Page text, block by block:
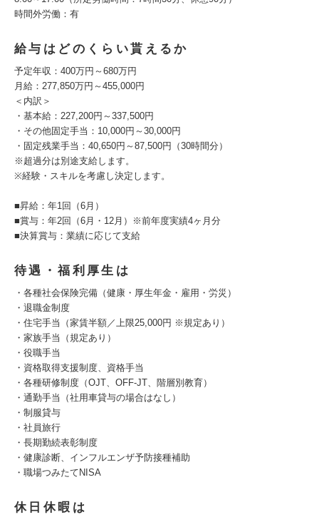
時間外労働：有
給与はどのくらい貰えるか
予定年収：400万円～680万円
月給：277,850万円～455,000円
＜内訳＞
・基本給：227,200円～337,500円
・その他固定手当：10,000円～30,000円
・固定残業手当：40,650円～87,500円（30時間分）
※超過分は別途支給します。
※経験・スキルを考慮し決定します。
■昇給：年1回（6月）
■賞与：年2回（6月・12月）※前年度実績4ヶ月分
■決算賞与：業績に応じて支給
待遇・福利厚生は
・各種社会保険完備（健康・厚生年金・雇用・労災）
・退職金制度
・住宅手当（家賃半額／上限25,000円 ※規定あり）
・家族手当（規定あり）
・役職手当
・資格取得支援制度、資格手当
・各種研修制度（OJT、OFF-JT、階層別教育）
・通勤手当（社用車貸与の場合はなし）
・制服貸与
・社員旅行
・長期勤続表彰制度
・健康診断、インフルエンザ予防接種補助
・職場つみたてNISA
休日休暇は